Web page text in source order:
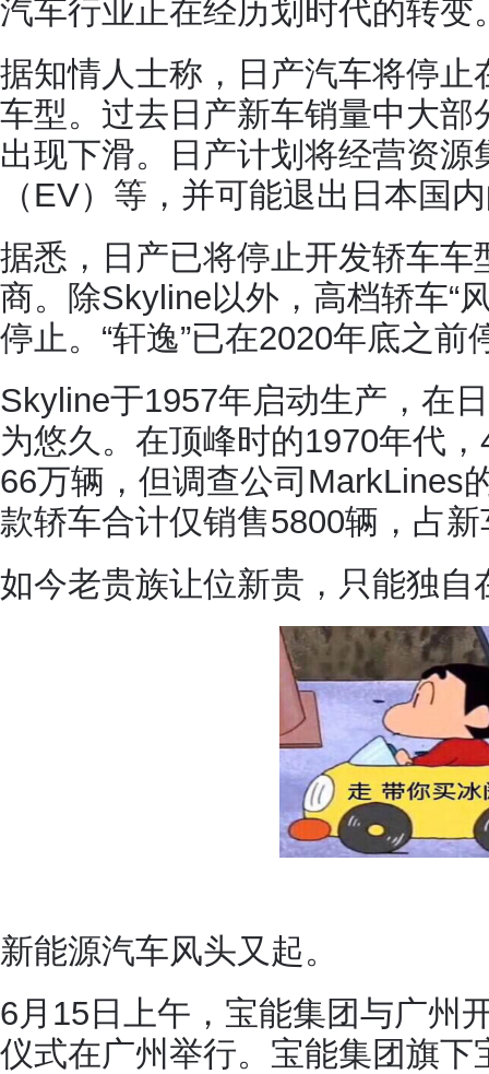
汽车行业正在经历划时代的转变
据知情人士称，日产汽车将停
车型。过去日产新车销量中大
出现下滑。日产计划将经营资
（EV）等，并可能退出日本国
据悉，日产已将停止开发轿车
商。除Skyline以外，高档轿车“
停止。“轩逸”已在2020年底之前
Skyline于1957年启动生产，在
为悠久。在顶峰时的1970年代
66万辆，但调查公司MarkLines
款轿车合计仅销售5800辆，占
如今老贵族让位新贵，只能独自
新能源汽车风头又起。
6月15日上午，宝能集团与广州
仪式在广州举行。宝能集团旗